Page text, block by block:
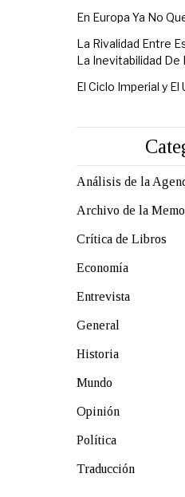
En Europa Ya No
La Rivalidad Entre
La Inevitabilidad De
El Ciclo Imperial y
Análisis de la
Archivo de la
Crítica de Libros
Economía
Entrevista
General
Historia
Mundo
Opinión
Política
Traducción